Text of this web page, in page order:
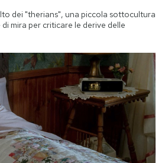
dei "therians", una piccola sottocultura
mira per criticare le derive delle